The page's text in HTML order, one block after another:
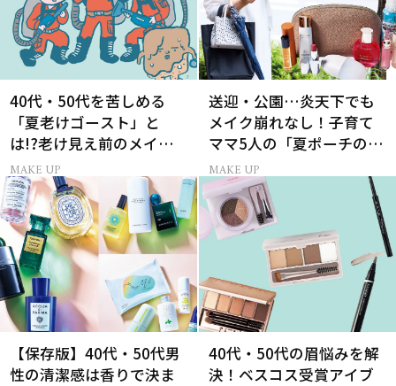
40代・50代を苦しめる
「夏老けゴースト」と
は!?老け見え前のメイク
くずれ＆くすみ対策
MAKE UP
送迎・公園…炎天下でも
メイク崩れなし！子育て
ママ5人の「夏ポーチの中
身」
MAKE UP
【保存版】40代・50代男
性の清潔感は香りで決ま
40代・50代の眉悩みを解
決！ベスコス受賞アイブ